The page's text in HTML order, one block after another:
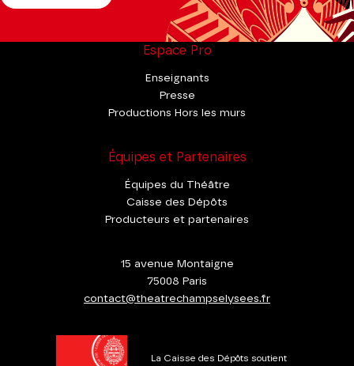
Espace Pro
Enseignants
Presse
Productions Hors les murs
Équipes et Partenaires
Équipes du Théâtre
Caisse des Dépôts
Producteurs et partenaires
15 avenue Montaigne
75008 Paris
contact@theatrechampselysees.fr
La Caisse des Dépôts soutient